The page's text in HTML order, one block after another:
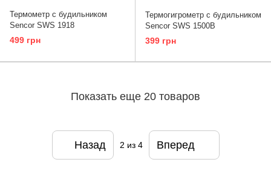
Термометр с будильником
Sencor SWS 1918
499 грн
Термогигрометр с будильником
Sencor SWS 1500B
399 грн
Показать еще 20 товаров
Назад 2 из 4 Вперед